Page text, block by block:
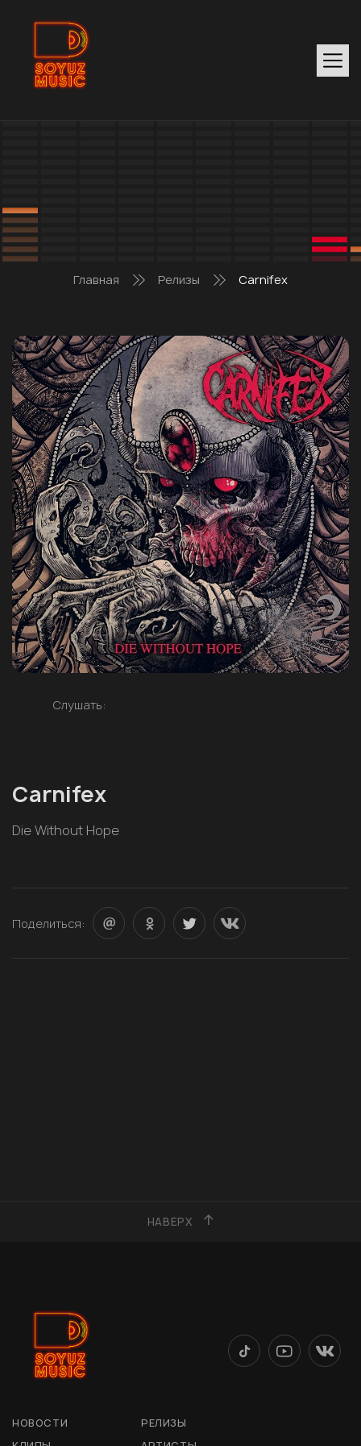
Главная Релизы Carnifex
Слушать:
Carnifex
Die Without Hope
Поделиться:
НАВЕРХ
НОВОСТИ
РЕЛИЗЫ